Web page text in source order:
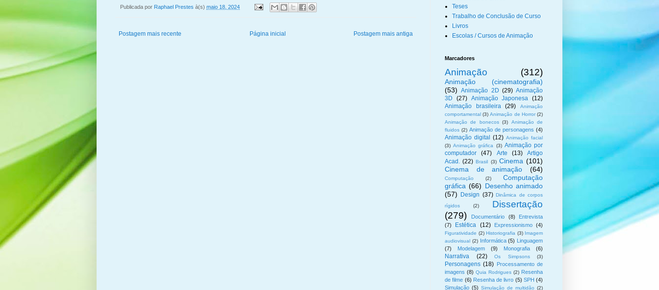
Publicada por Raphael Prestes à(s) maio 18, 2024
Postagem mais recente Postagem mais antiga
Página inicial
Teses
Trabalho de Conclusão de Curso
Livros
Escolas / Cursos de Animação
Marcadores
Animação (312)
Animação (cinematografia)
(53) Animação 2D (29) Animação
3D
(27) Animação Japonesa (12)
Animação brasileira
(29)
Animação
comportamental (3) Animação de Horror (2)
Animação de bonecos (3)
Animação de
fluidos (2) Animação de personagens (4)
Animação digital (12) Animação facial
(3) Animação gráfica (3) Animação por
computador
(47) Arte (13)
Artigo
Acad. (22) Brasil (3) Cinema (101)
Cinema de animação
(64)
Computação (2)
Computação
gráfica (66) Desenho animado
(57)
Design (37) Dinâmica de corpos
rígidos
(2)
Dissertação
(279)
Documentário (8)
Entrevista
(7)
Estética (12) Expressionismo (4)
Figuratividade (2) Historiografia (3) Imagem
audiovisual (2) Informática (5) Linguagem
(7)
Modelagem (9) Monografia (6)
Narrativa (22) Os Simpsons (3)
Personagens (18) Processamento de
imagens (8) Quia Rodrigues (2) Resenha
de filme (6) Resenha de livro (5) SPH (4)
Simulação (5) Simulação de multidão (2)